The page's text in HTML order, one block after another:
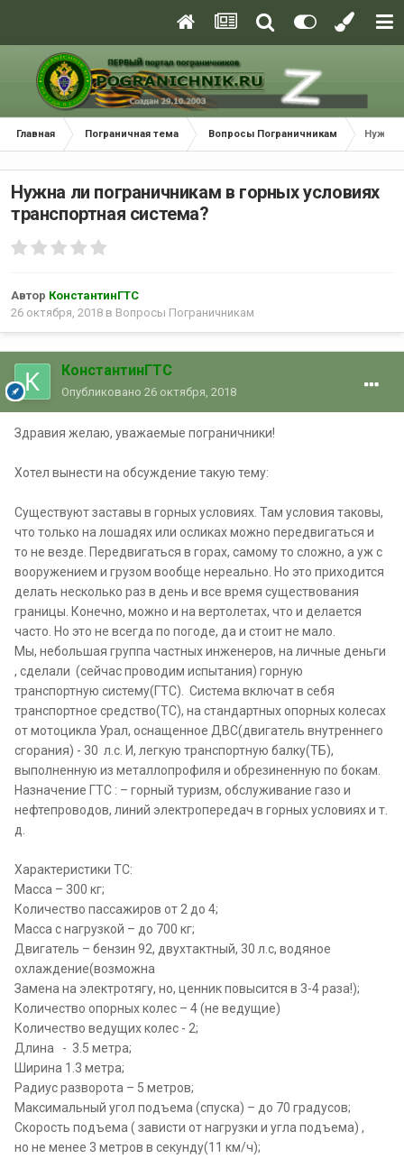
Главная Пограничная тема Вопросы Пограничникам Нужна
Нужна ли пограничникам в горных условиях
транспортная система?
Автор КонстантинГТС
26 октября, 2018 в Вопросы Пограничникам
КонстантинГТС
Опубликовано 26 октября, 2018
Здравия желаю, уважаемые пограничники!
Хотел вынести на обсуждение такую тему:
Существуют заставы в горных условиях. Там условия таковы,
что только на лошадях или осликах можно передвигаться и
то не везде. Передвигаться в горах, самому то сложно, а уж с
вооружением и грузом вообще нереально. Но это приходится
делать несколько раз в день и все время существования
границы. Конечно, можно и на вертолетах, что и делается
часто. Но это не всегда по погоде, да и стоит не мало.
Мы, небольшая группа частных инженеров, на личные деньги
, сделали (сейчас проводим испытания) горную
транспортную систему(ГТС). Система включат в себя
транспортное средство(ТС), на стандартных опорных колесах
от мотоцикла Урал, оснащенное ДВС(двигатель внутреннего
сгорания) - 30 л.с. И, легкую транспортную балку(ТБ),
выполненную из металлопрофиля и обрезиненную по бокам.
Назначение ГТС : – горный туризм, обслуживание газо и
нефтепроводов, линий электропередач в горных условиях и т.
д.
Характеристики ТС:
Масса – 300 кг;
Количество пассажиров от 2 до 4;
Масса с нагрузкой – до 700 кг;
Двигатель – бензин 92, двухтактный, 30 л.с, водяное
охлаждение(возможна
Замена на электротягу, но, ценник повысится в 3-4 раза!);
Количество опорных колес – 4 (не ведущие)
Количество ведущих колес - 2;
Длина - 3.5 метра;
Ширина 1.3 метра;
Радиус разворота – 5 метров;
Максимальный угол подъема (спуска) – до 70 градусов;
Скорость подъема ( зависти от нагрузки и угла подъема) ,
но не менее 3 метров в секунду(11 км/ч);